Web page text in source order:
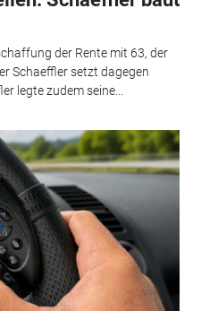
der Rente mit 63, der
Schaeffler setzt dagegen
legte zudem seine...